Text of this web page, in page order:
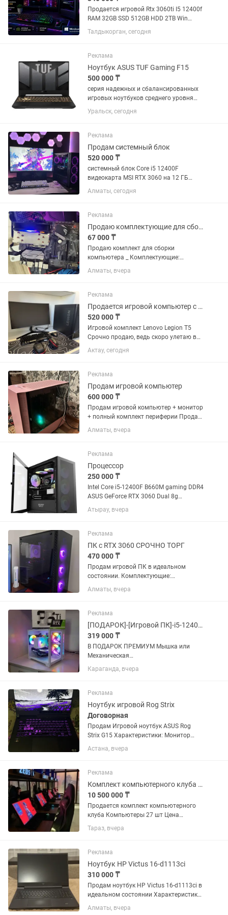
Продается игровой Rtx 3060ti I5 12400f
RAM 32GB SSD 512GB HDD 2TB Win
11pro писать только
Талдыкорган, сегодня
Реклама
Ноутбук ASUS TUF Gaming F15
500 000 ₸
серия надежных и сбалансированных
игровых ноутбуков среднего уровня
(15.6") от ASUS. Они оснащаются
процессорами Intel Core (10-12
(2050–3060) и экранами с...
Уральск, сегодня
Реклама
Продам системный блок
520 000 ₸
системный блок Core i5 12400F
видеокарта MSI RTX 3060 на 12 ГБ
оперативная память Kingston Fury по
16 32 ГБ 6000 GH на DDR 5
охлаждение стоит M2 на 512 ГБ
также...
Алматы, сегодня
Реклама
Продаю комплектующие для сборки ПК
67 000 ₸
Продаю комплект для сборки
компьютера _ Комплектующие:
Процессор: intel i7 6700:- 21000тг
Материнская плата: Asus strix B250F
Алматы, вчера
Реклама
Продается игровой компьютер с полным комплектом
520 000 ₸
Игровой комплект Lenovo Legion T5
Срочно продаю, ведь скоро улетаю в
другой город! Продается полный
игровой комплект, полностью готов к
отличном техническом...
Актау, сегодня
Реклама
Продам игровой компьютер
600 000 ₸
Продам игровой компьютер + монитор
+ полный комплект периферии Продаю
полностью готовый игровой комплект.
Отлично подойдет для современных
монтажа. Ничего докупать не...
Алматы, вчера
Реклама
Процессор
250 000 ₸
Intel Core i5-12400F B660M gaming DDR4
ASUS GeForce RTX 3060 Dual 8g
Kingston HyperX FURY Black 16g
Атырау, вчера
Реклама
ПК с RTX 3060 СРОЧНО ТОРГ
470 000 ₸
Продам игровой ПК в идеальном
состоянии. Комплектующие:
Видеокарта Asus RTX 3060 dual OC
Edition 12GB Материнская плата
Процессор intel core i5 12400F oem
Кулер...
Алматы, вчера
Реклама
[ПОДАРОК]-[Игровой ПК]-i5-12400f/RTX-3060/SSD-512gb
319 000 ₸
В ПОДАРОК ПРЕМИУМ Мышка или
Механическая
Клавиатура+Уст.WINDOW и OFFICE
+Продам Компьютер 2023г. дешевле
190.000тыс.тг(см.фото) +На последнем
Сокете от INTEL LGA:1700! +Отзывы...
Караганда, вчера
Реклама
Ноутбук игровой Rog Strix
Договорная
Продам Игровой ноутбук ASUS Rog
Strix G15 Характеристики: Монитор
300hz Видеокарта RTX 3060 DDR6
Процессор Ryzen 9 5900HX ОЗУ 16 GB
Астана, вчера
Реклама
Комплект компьютерного клуба компьютеры, столы
10 500 000 ₸
Продается комплект компьютерного
клуба Компьютеры 27 шт Цена
окончательная Столы Кондиционеры
Ресепшн и т.д Характеристика 22 шт
hyperX cloud2 Мышка Logitech...
Тараз, вчера
Реклама
Ноутбук HP Victus 16-d1113ci
310 000 ₸
Продам ноутбук HP Victus 16-d1113ci в
идеальном состоянии Характеристики:
Процессор: Intel Core i5-12500H (12
ядер / 16 потоков, до 4.5 GHz) OЗУ: 16
Алматы, вчера